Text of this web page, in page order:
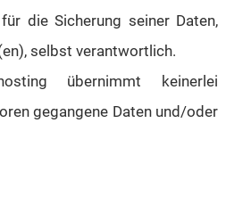
die Sicherung seiner Daten,
selbst verantwortlich.
übernimmt keinerlei
gegangene Daten und/oder